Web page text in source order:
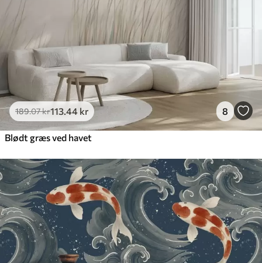
Premium vinyl
516 /m²
Peel and Stick
666 .67400.00kr
189.07kr113 .44 kr 8
Blødt græs ved havet